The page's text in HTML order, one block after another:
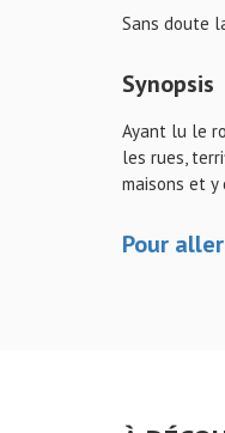
Sans doute
Synopsis
Ayant lu le
les rues,
maisons et
Pour aller